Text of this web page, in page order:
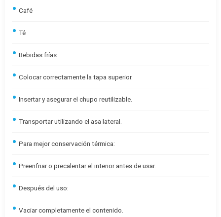
Café
Té
Bebidas frías
Colocar correctamente la tapa superior.
Insertar y asegurar el chupo reutilizable.
Transportar utilizando el asa lateral.
Para mejor conservación térmica:
Preenfriar o precalentar el interior antes de usar.
Después del uso:
Vaciar completamente el contenido.